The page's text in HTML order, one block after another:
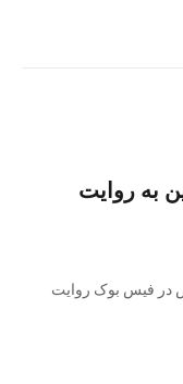
٨ زندان اوین به روایت
فیس بوک روایت